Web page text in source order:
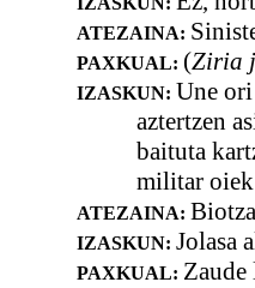
ATEZAINA:
PAXKUAL: (Ziria
IZASKUN: Une
aztertzen
baituta
militar oiek
ATEZAINA:
IZASKUN: Jolasa
PAXKUAL: Zaude